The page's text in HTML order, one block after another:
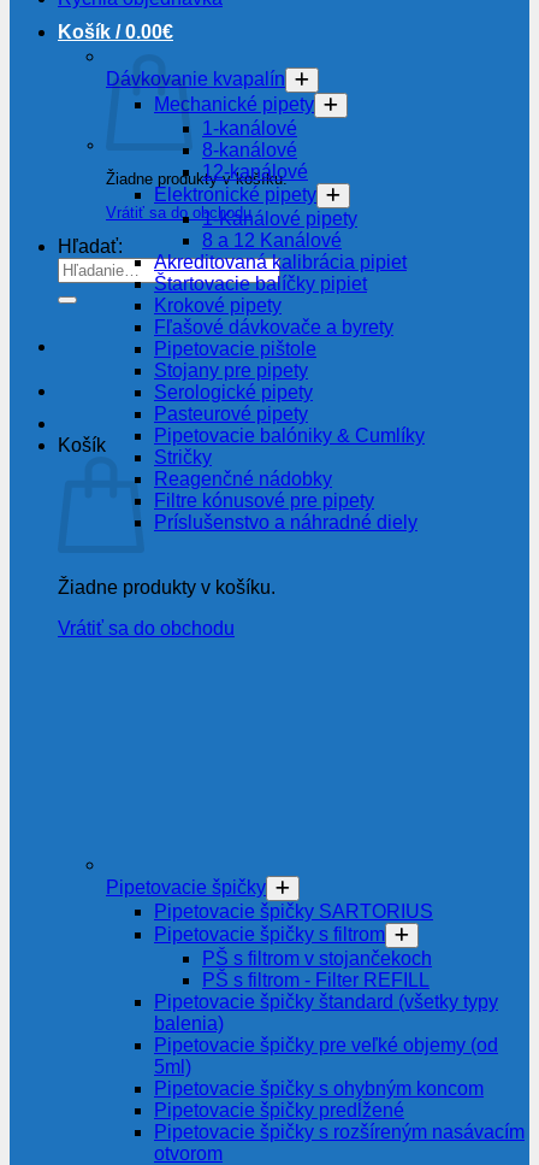
Košík /0.00€
Žiadne produkty v košíku.
Vrátiť sa do obchodu
Hľadať:
Košík
Žiadne produkty v košíku.
Vrátiť sa do obchodu
Dávkovanie kvapalín
Mechanické pipety
1-kanálové
8-kanálové
12-kanálové
Elektronické pipety
1-Kanálové pipety
8 a 12 Kanálové
Akreditovaná kalibrácia pipiet
Štartovacie balíčky pipiet
Krokové pipety
Fľašové dávkovače a byrety
Pipetovacie pištole
Stojany pre pipety
Serologické pipety
Pasteurové pipety
Pipetovacie balóniky & Cumlíky
Stričky
Reagenčné nádobky
Filtre kónusové pre pipety
Príslušenstvo a náhradné diely
Pipetovacie špičky
Pipetovacie špičky SARTORIUS
Pipetovacie špičky s filtrom
PŠ s filtrom v stojančekoch
PŠ s filtrom - Filter REFILL
Pipetovacie špičky štandard (všetky typy
balenia)
Pipetovacie špičky pre veľké objemy (od
5ml)
Pipetovacie špičky s ohybným koncom
Pipetovacie špičky predĺžené
Pipetovacie špičky s rozšíreným nasávacím
otvorom